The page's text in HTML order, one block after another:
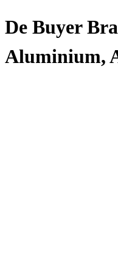
De Buyer
Aluminium,